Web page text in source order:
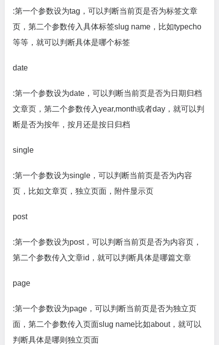
:第一个参数设为tag，可以判断当前页是否为标签文章
页，第二个参数传入具体标签slug name，比如typecho
等等，就可以判断具体是哪个标签
date
:第一个参数设为date，可以判断当前页是否为日期归档
文章页，第二个参数传入year,month或者day，就可以判
断是否为按年，按月还是按日归档
single
:第一个参数设为single，可以判断当前页是否为内容
页，比如文章页，独立页面，附件显示页
post
:第一个参数设为post，可以判断当前页是否为内容页，
第二个参数传入文章id，就可以判断具体是哪篇文章
page
:第一个参数设为page，可以判断当前页是否为独立页
面，第二个参数传入页面slug name比如about，就可以
判断具体是哪则独立页面